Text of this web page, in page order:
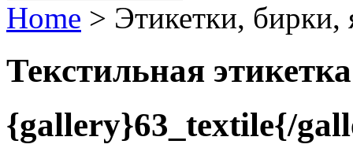
Home > Этикетки, бирки,
Текстильная этикетка
{gallery}63_textile{/